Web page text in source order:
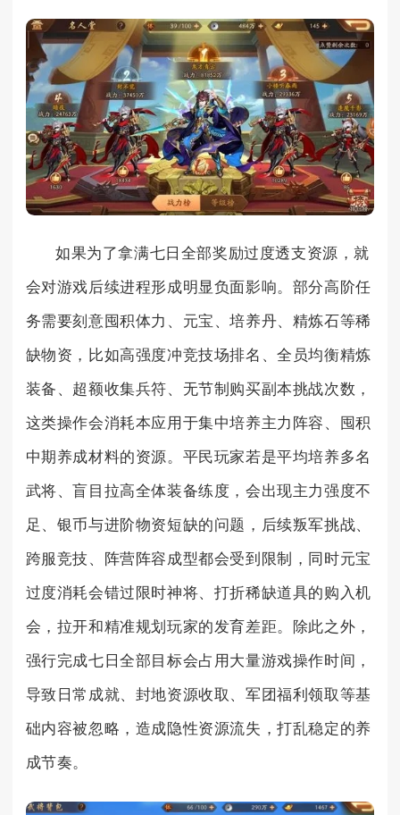
如果为了拿满七日全部奖励过度透支资源，就
会对游戏后续进程形成明显负面影响。部分高阶任
务需要刻意囤积体力、元宝、培养丹、精炼石等稀
缺物资，比如高强度冲竞技场排名、全员均衡精炼
装备、超额收集兵符、无节制购买副本挑战次数，
这类操作会消耗本应用于集中培养主力阵容、囤积
中期养成材料的资源。平民玩家若是平均培养多名
武将、盲目拉高全体装备练度，会出现主力强度不
足、银币与进阶物资短缺的问题，后续叛军挑战、
跨服竞技、阵营阵容成型都会受到限制，同时元宝
过度消耗会错过限时神将、打折稀缺道具的购入机
会，拉开和精准规划玩家的发育差距。除此之外，
强行完成七日全部目标会占用大量游戏操作时间，
导致日常成就、封地资源收取、军团福利领取等基
础内容被忽略，造成隐性资源流失，打乱稳定的养
成节奏。